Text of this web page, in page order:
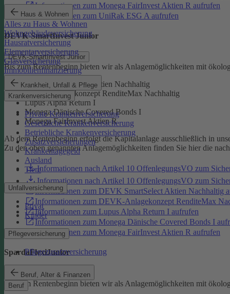
Haus & Wohnen
Alles zu Haus & Wohnen
Wohngebäudeversicherung
Hausratversicherung
Elementarversicherung
Glasversicherung
Immobilienfinanzierung
Krankheit, Unfall & Pflege
Krankenversicherung
Private Krankenversicherung
Gesetzliche Krankenversicherung
Betriebliche Krankenversicherung
Zusatzversicherungen
Krankentagegeld
Ausland
Tiere
Unfallversicherung
Privat
Kinder
Pflegeversicherung
Pflegezusatzversicherung
Beruf, Alter & Finanzen
Beruf
Informationen zum Monega FairInvest Aktien R aufrufen
Informationen zum UniRak ESG A aufrufen
DEVK-SmartInvest Junior
DEVK-SmartInvest Junior
Bis zum Rentenbeginn bieten wir als Anlagemöglichkeiten mit
DEVK SmartSelect Aktien Nachhaltig
DEVK-Anlagekonzept RenditeMax Nachhaltig
Lupus Alpha Return I
Monega Dänische Covered Bonds I
Monega FairInvest Aktien R
Ab dem Rentenbeginn erfolgt die Kapitalanlage ausschließlich in
Zu den oben genannten Anlagemöglichkeiten finden Sie hier die
Informationen nach Artikel 10 OffenlegungsVO zum
Informationen nach Artikel 10 OffenlegungsVO zum
Informationen zum DEVK SmartSelect Aktien Nachhaltig
Informationen zum DEVK-Anlagekonzept RenditeMax
Informationen zum Lupus Alpha Return I aufrufen
Informationen zum Monega Dänische Covered Bonds I
Informationen zum Monega FairInvest Aktien R aufrufen
SpardaFlexiJunior
SpardaFlexiJunior
Bis zum Rentenbeginn bieten wir als Anlagemöglichkeiten mit